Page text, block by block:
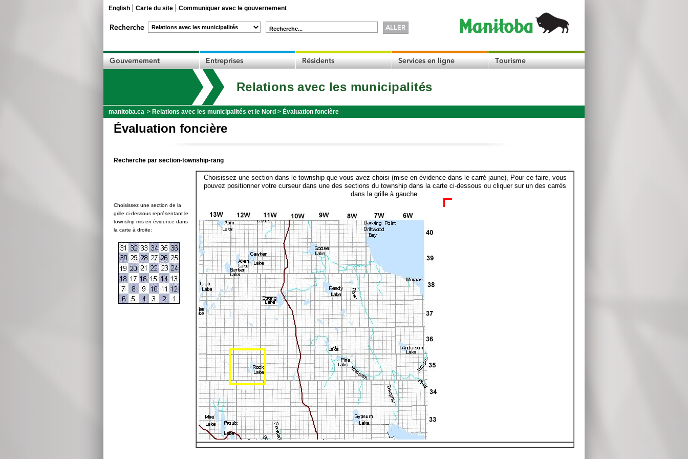
English Carte du site Communiquer avec le gouvernement
Recherche...
Relations avec les municipalités
manitoba.ca > Relations avec les municipalités et le Nord > Évaluation foncière
Évaluation foncière
Recherche par section-township-rang
Choisissez une section de la
grille ci-dessous représentant le
township mis en évidence dans
la carte à droite:
Choisissez une section dans le township que vous avez choisi (mise en évidence dans le carré jaune), Pour ce faire, vous
pouvez positionner votre curseur dans une des sections du township dans la carte ci-dessous ou cliquer sur un des carrés
dans la grille à gauche.